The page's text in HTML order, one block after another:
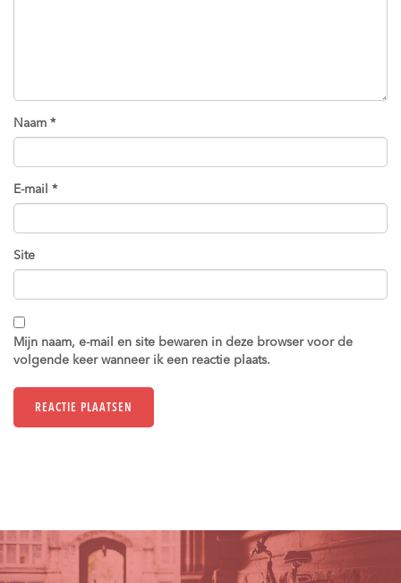
Naam *
E-mail *
Site
Mijn naam, e-mail en site bewaren in deze browser voor de
volgende keer wanneer ik een reactie plaats.